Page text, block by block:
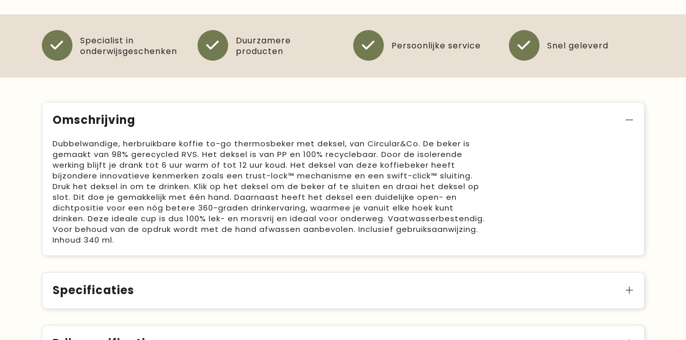
Specialist in
onderwijsgeschenken
Duurzamere
producten
Persoonlijke service Snel geleverd
Omschrijving
Dubbelwandige, herbruikbare koffie to-go thermosbeker met deksel, van Circular&Co. De beker is
gemaakt van 98% gerecycled RVS. Het deksel is van PP en 100% recyclebaar. Door de isolerende
werking blijft je drank tot 6 uur warm of tot 12 uur koud. Het deksel van deze koffiebeker heeft
bijzondere innovatieve kenmerken zoals een trust-lock™ mechanisme en een swift-click™ sluiting.
Druk het deksel in om te drinken. Klik op het deksel om de beker af te sluiten en draai het deksel op
slot. Dit doe je gemakkelijk met één hand. Daarnaast heeft het deksel een duidelijke open- en
dichtpositie voor een nóg betere 360-graden drinkervaring, waarmee je vanuit elke hoek kunt
drinken. Deze ideale cup is dus 100% lek- en morsvrij en ideaal voor onderweg. Vaatwasserbestendig.
Voor behoud van de opdruk wordt met de hand afwassen aanbevolen. Inclusief gebruiksaanwijzing.
Inhoud 340 ml.
Specificaties